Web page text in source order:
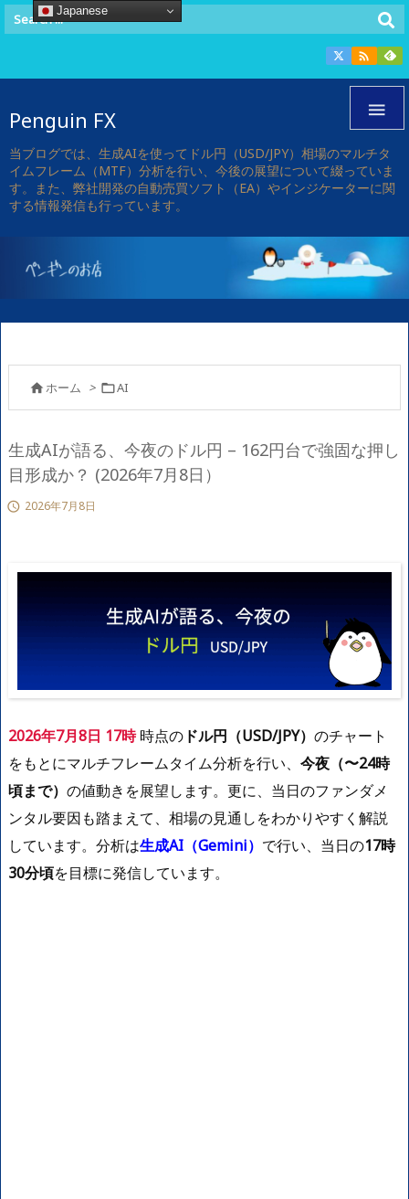


Penguin FX
当ブログでは、生成AIを使ってドル円（USD/JPY）相場のマルチタ
イムフレーム（MTF）分析を行い、今後の展望について綴っていま
す。また、弊社開発の自動売買ソフト（EA）やインジケーターに関
する情報発信も行っています。
ホーム > AI
生成AIが語る、今夜のドル円 – 162円台で強固な押し
目形成か？ (2026年7月8日）
 2026年7月8日
2026年7月8日 17時 時点の ドル円（USD/JPY） のチャート
をもとにマルチフレームタイム分析を行い、 今夜（〜24時
頃まで） の値動きを展望します。更に、当日のファンダメ
ンタル要因も踏まえて、相場の見通しをわかりやすく解説
しています。分析は生成AI（Gemini） で行い、当日の17時
30分頃を目標に発信しています。
Japanese